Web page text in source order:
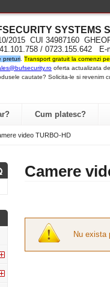
SYSTEMS
2015 CUI 34987160
/ 0723.155.642
preturi Transport gratuit la comenzi
oferta actualizata
cautate? Solicita-le si revenim
Cum platesc?
video TURBO-HD
Camere
Nu exista